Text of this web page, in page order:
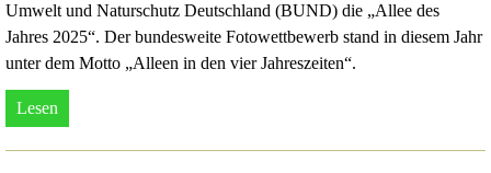
Umwelt und Naturschutz Deutschland (BUND) die „Allee des
Jahres 2025“. Der bundesweite Fotowettbewerb stand in diesem Jahr
unter dem Motto „Alleen in den vier Jahreszeiten“.
Lesen